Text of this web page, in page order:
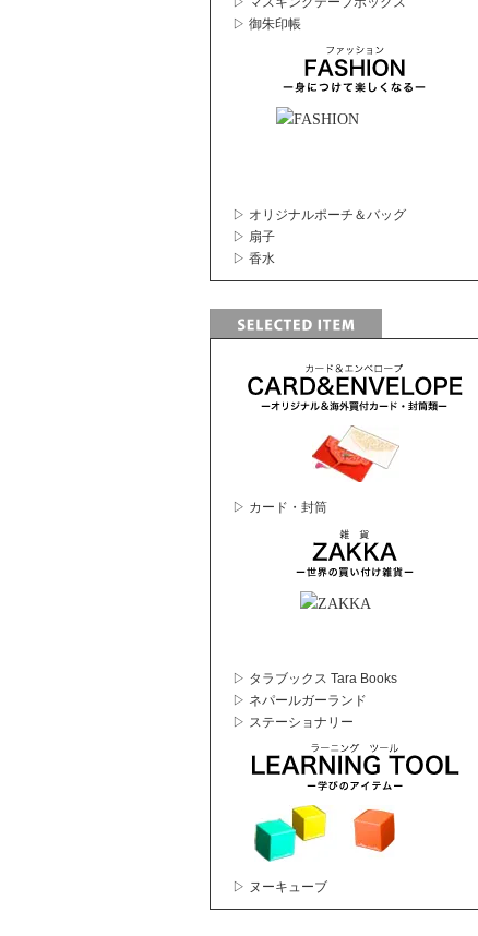
▷ 御朱印帳
▷ オリジナルポーチ＆バッグ
▷ 扇子
▷ 香水
▷ カード・封筒
▷ タラブックス Tara Books
▷ ネパールガーランド
▷ ステーショナリー
▷ ヌーキューブ